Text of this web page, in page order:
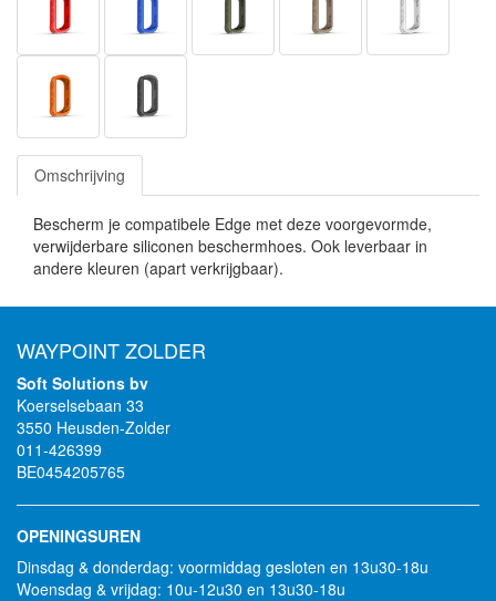
Omschrijving
Bescherm je compatibele Edge met deze voorgevormde,
verwijderbare siliconen beschermhoes. Ook leverbaar in
andere kleuren (apart verkrijgbaar).
WAYPOINT ZOLDER
Soft Solutions bv
Koerselsebaan 33
3550 Heusden-Zolder
011-426399
BE0454205765
OPENINGSUREN
Dinsdag & donderdag: voormiddag gesloten en 13u30-18u
Woensdag & vrijdag: 10u-12u30 en 13u30-18u